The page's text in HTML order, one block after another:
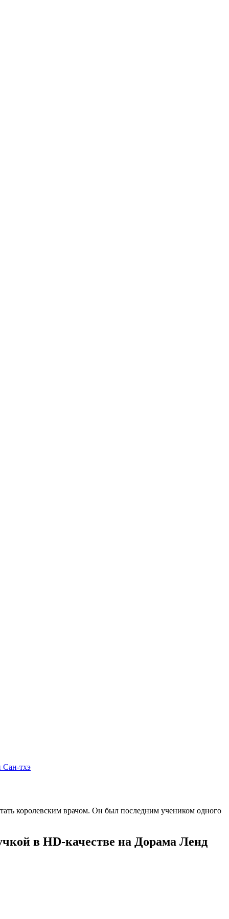
тхэ
королевским врачом. Он был последним учеником одного
в HD-качестве на Дорама Ленд